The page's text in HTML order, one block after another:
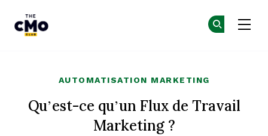
AUTOMATISATION MARKETING
Qu’est-ce qu’un Flux de Travail
Marketing ?